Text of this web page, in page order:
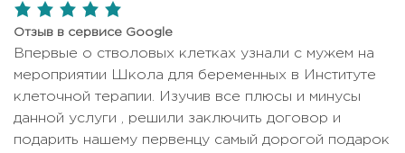
5,0
rating
Отзыв в сервисе Google
Впервые о стволовых клетках узнали с мужем на
мероприятии Школа для беременных в Институте
клеточной терапии. Изучив все плюсы и минусы
данной услуги , решили заключить договор и
подарить нашему первенцу самый дорогой подарок